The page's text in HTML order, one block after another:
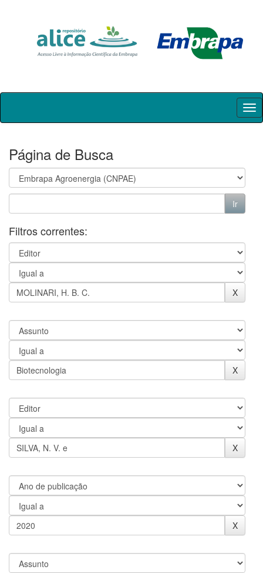
Skip
Página de Busca
Filtros correntes: